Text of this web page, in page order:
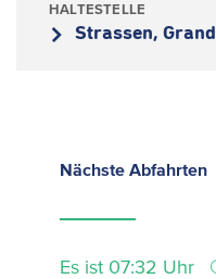
HALTESTELLE
Strassen,
Nächste Abfahrten
Es ist 07:32 Uhr